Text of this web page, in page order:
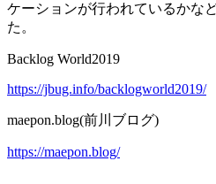
ケーションが行われているかな
た。
Backlog World2019
https://jbug.info/backlogworld2019/
maepon.blog(前川ブログ)
https://maepon.blog/